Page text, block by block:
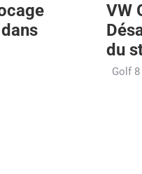
VW
du
Golf 8